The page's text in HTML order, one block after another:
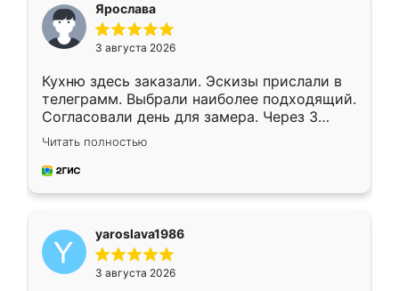
Ярослава
3 августа 2026
Кухню здесь заказали. Эскизы прислали в
телеграмм. Выбрали наиболее подходящий.
Согласовали день для замера. Через 3
недели кухня была уже готова. Остались
довольны работой. Спасибо Ренессанс
мебель за качественную работу!
Читать полностью
yaroslava1986
3 августа 2026